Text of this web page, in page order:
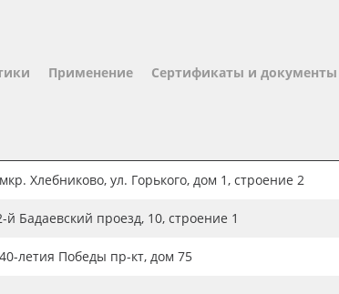
Применение Сертификаты и документы
Хлебниково, ул. Горького, дом 1, строение 2
Бадаевский проезд, 10, строение 1
летия Победы пр-кт, дом 75